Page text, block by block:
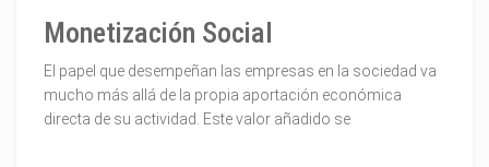
Monetización Social
El papel que desempeñan las empresas en la sociedad va
mucho más allá de la propia aportación económica
directa de su actividad. Este valor añadido se